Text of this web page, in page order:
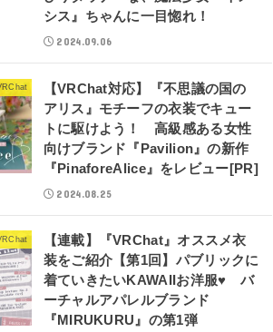
シス』ちゃんに一目惚れ！
2024.09.06
【VRChat対応】『不思議の国の
アリス』モチーフの衣装でキュー
トに駆けよう！ 高級感ある女性
向けブランド『Pavilion』の新作
『PinaforeAlice』をレビュー[PR]
2024.08.25
【連載】『VRChat』オススメ衣
装をご紹介【第1回】パブリックに
着ていきたいKAWAIIお洋服♥ バ
ーチャルアパレルブランド
『MIRUKURU』の第1弾